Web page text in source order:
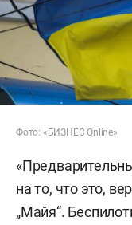
Фото: «БИЗНЕС Online»
на то, что это,
„Майя“.